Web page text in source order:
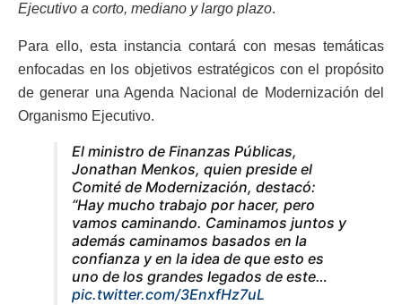
Ejecutivo a corto, mediano y largo plazo.
Para ello, esta instancia contará con mesas temáticas
enfocadas en los objetivos estratégicos con el propósito
de generar una Agenda Nacional de Modernización del
Organismo Ejecutivo.
El ministro de Finanzas Públicas,
Jonathan Menkos, quien preside el
Comité de Modernización, destacó:
“Hay mucho trabajo por hacer, pero
vamos caminando. Caminamos juntos y
además caminamos basados en la
confianza y en la idea de que esto es
uno de los grandes legados de este…
pic.twitter.com/3EnxfHz7uL